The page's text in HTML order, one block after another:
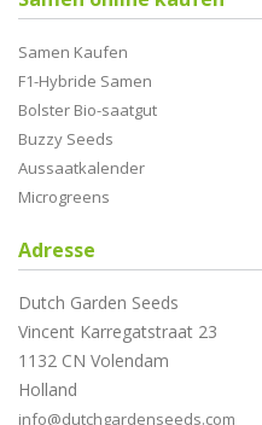
Samen Kaufen
F1-Hybride Samen
Bolster Bio-saatgut
Buzzy Seeds
Aussaatkalender
Microgreens
Adresse
Dutch Garden Seeds
Vincent Karregatstraat 23
1132 CN Volendam
Holland
info@dutchgardenseeds.com